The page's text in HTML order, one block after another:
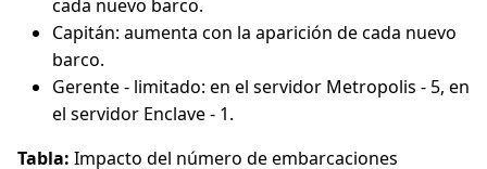
cada nuevo barco.
Capitán: aumenta con la aparición de cada nuevo
barco.
Gerente - limitado: en el servidor Metropolis - 5, en
el servidor Enclave - 1.
Tabla: Impacto del número de embarcaciones